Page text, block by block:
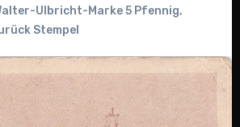
Ulbricht-Marke 5 Pfennig,
Stempel